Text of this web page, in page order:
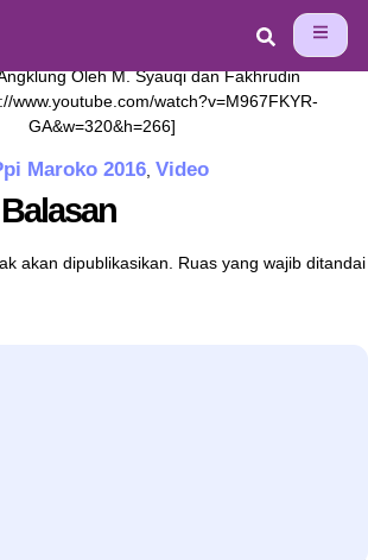
FEZ
Oleh M. Syauqi dan Fakhrudin
www.youtube.com/watch?v=M967FKYR-
GA&w=320&h=266]
Maroko 2016, Video
akan dipublikasikan. Ruas yang wajib ditandai